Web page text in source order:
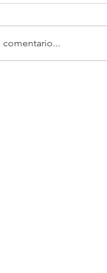
comentario...